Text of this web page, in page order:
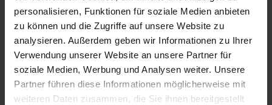
personalisieren, Funktionen für soziale Medien anbieten
zu können und die Zugriffe auf unsere Website zu
analysieren. Außerdem geben wir Informationen zu Ihrer
Verwendung unserer Website an unsere Partner für
soziale Medien, Werbung und Analysen weiter. Unsere
Partner führen diese Informationen möglicherweise mit
weiteren Daten zusammen, die Sie ihnen bereitgestellt
diskutiert, Wirkungsanalysen, die sich auf
empirische Daten stützen, sind hingegen vor allem
für Deutschland rar.
Die vorliegende Arbeit setzt hier an und analysiert
die monetären Anreize, die von den derzeit